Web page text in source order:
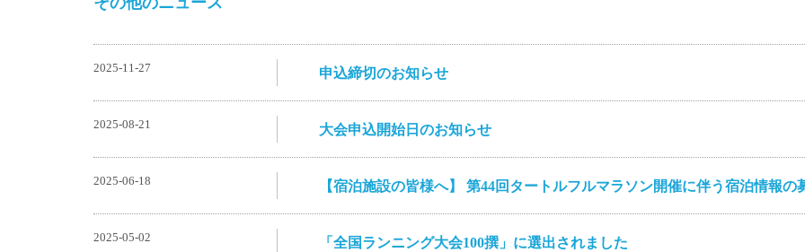
2025-11-27 申込締切のお知らせ
2025-08-21 大会申込開始日のお知らせ
2025-06-18 【宿泊施設の皆様へ】 第44回タートルフルマラソン開催に伴う宿泊情報の
2025-05-02 「全国ランニング大会100撰」に選出されました